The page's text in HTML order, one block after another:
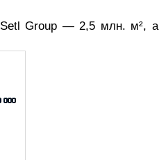
Setl Group — 2,5 млн. м², а